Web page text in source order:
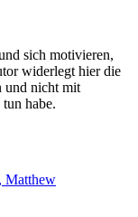
sich motivieren,
widerlegt hier die
und nicht mit
habe.
Matthew